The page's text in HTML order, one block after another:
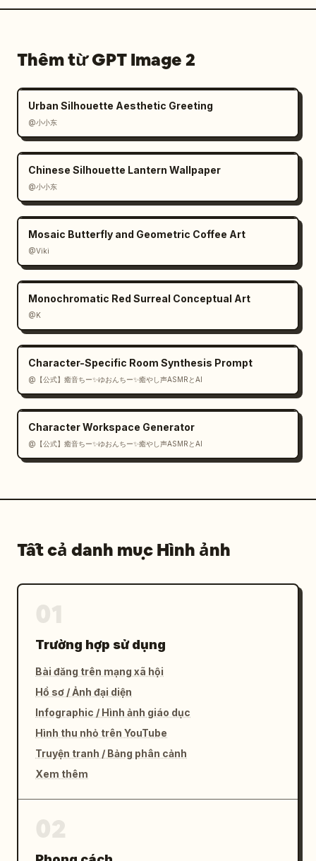
Thêm từ GPT Image 2
Urban Silhouette Aesthetic Greeting
@小小东
Chinese Silhouette Lantern Wallpaper
@小小东
Mosaic Butterfly and Geometric Coffee Art
@Viki
Monochromatic Red Surreal Conceptual Art
@K
Character-Specific Room Synthesis Prompt
@【公式】癒音ちー✨ゆおんちー✨癒やし声ASMRとAI
Character Workspace Generator
@【公式】癒音ちー✨ゆおんちー✨癒やし声ASMRとAI
Tất cả danh mục Hình ảnh
Trường hợp sử dụng
Bài đăng trên mạng xã hội
Hồ sơ / Ảnh đại diện
Infographic / Hình ảnh giáo dục
Hình thu nhỏ trên YouTube
Truyện tranh / Bảng phân cảnh
Xem thêm